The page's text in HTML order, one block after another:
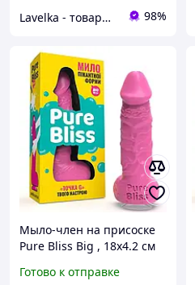
Lavelka - товары для удовольствия 98%
Мыло-член на присоске
Pure Bliss Big , 18х4.2 см
Готово к отправке